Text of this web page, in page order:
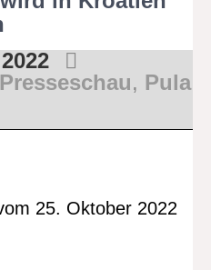
Presseschau, Pula
25. Oktober 2022